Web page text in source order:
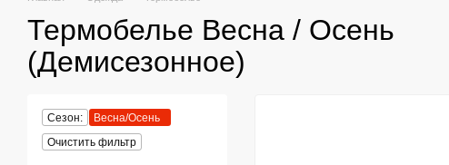
Термобелье Весна / Осень
(Демисезонное)
Сезон:
Весна/Осень
Очистить фильтр